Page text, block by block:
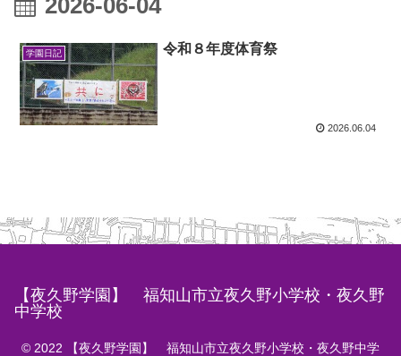
2026-06-04
学園日記 令和８年度体育祭
2026.06.04
【夜久野学園】 福知山市立夜久野小学校・夜久野
中学校
© 2022 【夜久野学園】 福知山市立夜久野小学校・夜久野中学